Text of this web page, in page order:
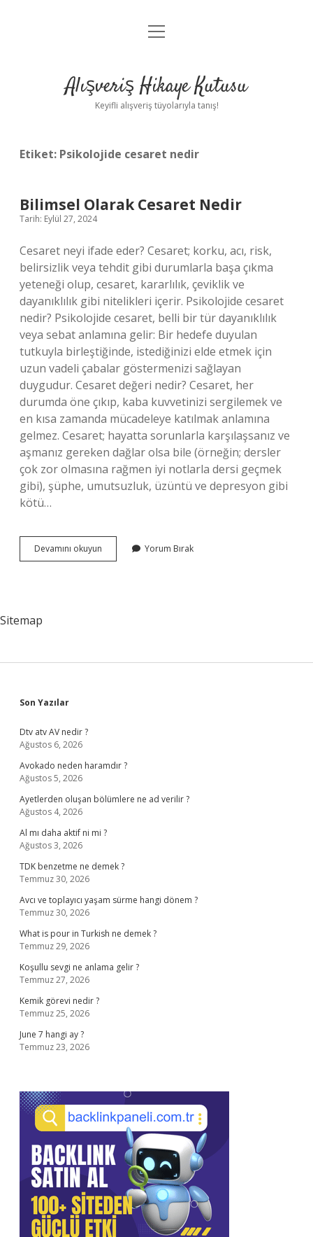
Anasayfa
Yasal Uyarı
menüyü
Alışveriş Hikaye Kutusu
Keyifli alışveriş tüyolarıyla tanış!
Etiket: Psikolojide cesaret nedir
Bilimsel Olarak Cesaret Nedir
Tarih: Eylül 27, 2024
Cesaret neyi ifade eder? Cesaret; korku, acı, risk,
belirsizlik veya tehdit gibi durumlarla başa çıkma
yeteneği olup, cesaret, kararlılık, çeviklik ve
dayanıklılık gibi nitelikleri içerir. Psikolojide cesaret
nedir? Psikolojide cesaret, belli bir tür dayanıklılık
veya sebat anlamına gelir: Bir hedefe duyulan
tutkuyla birleştiğinde, istediğinizi elde etmek için
uzun vadeli çabalar göstermenizi sağlayan
duygudur. Cesaret değeri nedir? Cesaret, her
durumda öne çıkıp, kaba kuvvetinizi sergilemek ve
en kısa zamanda mücadeleye katılmak anlamına
gelmez. Cesaret; hayatta sorunlarla karşılaşsanız ve
aşmanız gereken dağlar olsa bile (örneğin; dersler
çok zor olmasına rağmen iyi notlarla dersi geçmek
gibi), şüphe, umutsuzluk, üzüntü ve depresyon gibi
kötü…
Devamını okuyun
Olarak
Yorum Bırak
Sitemap
Sidebar
Son Yazılar
Dtv atv AV nedir ?
Ağustos 6, 2026
Avokado neden haramdır ?
Ağustos 5, 2026
Ayetlerden oluşan bölümlere ne ad verilir ?
Ağustos 4, 2026
Al mı daha aktif ni mi ?
Ağustos 3, 2026
TDK benzetme ne demek ?
Temmuz 30, 2026
Avcı ve toplayıcı yaşam sürme hangi dönem ?
Temmuz 30, 2026
What is pour in Turkish ne demek ?
Temmuz 29, 2026
Koşullu sevgi ne anlama gelir ?
Temmuz 27, 2026
Kemik görevi nedir ?
Temmuz 25, 2026
June 7 hangi ay ?
Temmuz 23, 2026